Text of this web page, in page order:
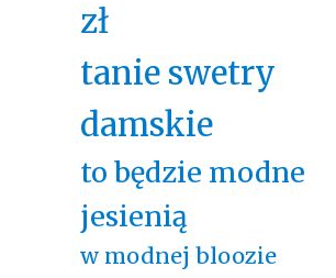
zł
tanie swetry
damskie
to będzie modne
jesienią
w modnej bloozie